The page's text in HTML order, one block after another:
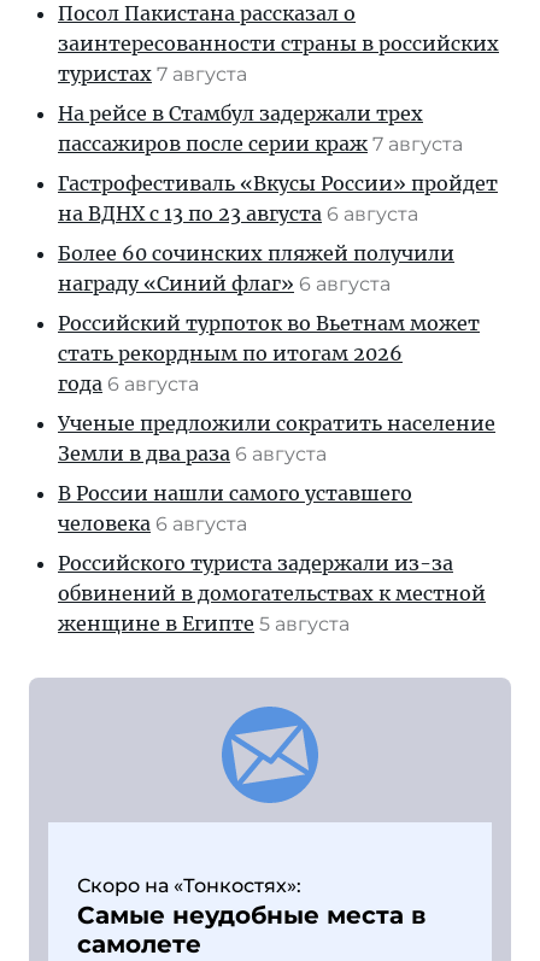
Посол Пакистана рассказал о
заинтересованности страны в российских
туристах 7 августа
На рейсе в Стамбул задержали трех
пассажиров после серии краж 7 августа
Гастрофестиваль «Вкусы России» пройдет
на ВДНХ с 13 по 23 августа 6 августа
Более 60 сочинских пляжей получили
награду «Синий флаг» 6 августа
Российский турпоток во Вьетнам может
стать рекордным по итогам 2026
года 6 августа
Ученые предложили сократить население
Земли в два раза 6 августа
В России нашли самого уставшего
человека 6 августа
Российского туриста задержали из-за
обвинений в домогательствах к местной
женщине в Египте 5 августа
Скоро на «Тонкостях»:
Самые неудобные места в
самолете